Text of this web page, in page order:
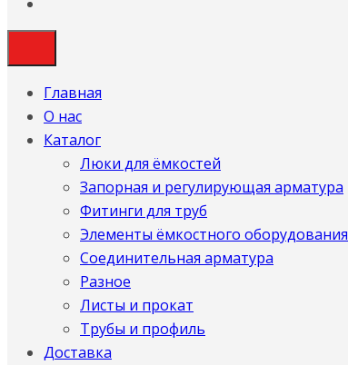
Главная
О нас
Каталог
Люки для ёмкостей
Запорная и регулирующая арматура
Фитинги для труб
Элементы ёмкостного оборудования
Соединительная арматура
Разное
Листы и прокат
Трубы и профиль
Доставка